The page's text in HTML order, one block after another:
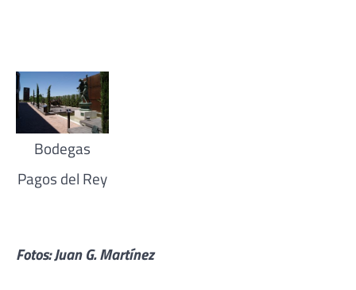
Bodegas
Pagos del Rey
Fotos: Juan G. Martínez